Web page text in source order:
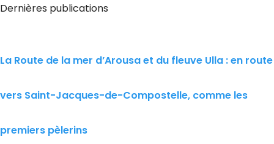
Dernières publications
La Route de la mer d’Arousa et du fleuve Ulla : en route
vers Saint-Jacques-de-Compostelle, comme les
premiers pèlerins